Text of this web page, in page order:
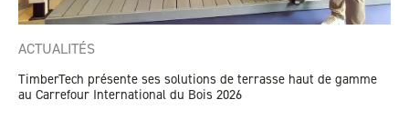
ACTUALITÉS
TimberTech présente ses solutions de terrasse haut de gamme
au Carrefour International du Bois 2026